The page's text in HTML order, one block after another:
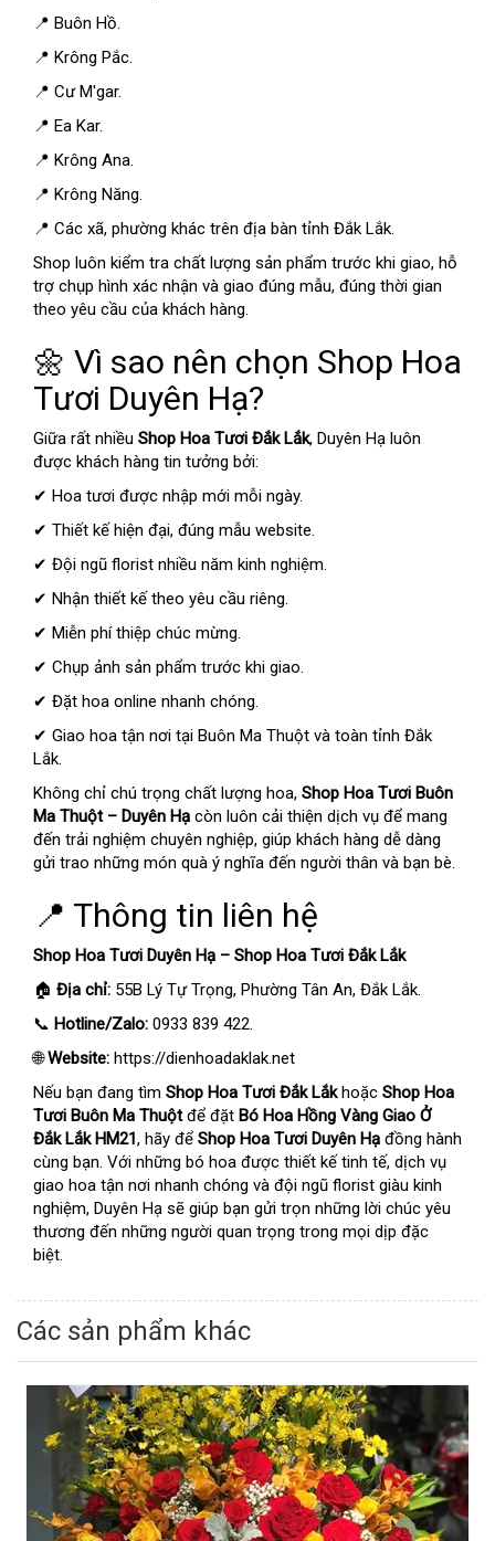
📍 Buôn Hồ.
📍 Krông Pắc.
📍 Cư M'gar.
📍 Ea Kar.
📍 Krông Ana.
📍 Krông Năng.
📍 Các xã, phường khác trên địa bàn tỉnh Đắk Lắk.
Shop luôn kiểm tra chất lượng sản phẩm trước khi giao, hỗ
trợ chụp hình xác nhận và giao đúng mẫu, đúng thời gian
theo yêu cầu của khách hàng.
🌼 Vì sao nên chọn Shop Hoa
Tươi Duyên Hạ?
Giữa rất nhiều Shop Hoa Tươi Đắk Lắk, Duyên Hạ luôn
được khách hàng tin tưởng bởi:
✔ Hoa tươi được nhập mới mỗi ngày.
✔ Thiết kế hiện đại, đúng mẫu website.
✔ Đội ngũ florist nhiều năm kinh nghiệm.
✔ Nhận thiết kế theo yêu cầu riêng.
✔ Miễn phí thiệp chúc mừng.
✔ Chụp ảnh sản phẩm trước khi giao.
✔ Đặt hoa online nhanh chóng.
✔ Giao hoa tận nơi tại Buôn Ma Thuột và toàn tỉnh Đắk
Lắk.
Không chỉ chú trọng chất lượng hoa, Shop Hoa Tươi Buôn
Ma Thuột – Duyên Hạ còn luôn cải thiện dịch vụ để mang
đến trải nghiệm chuyên nghiệp, giúp khách hàng dễ dàng
gửi trao những món quà ý nghĩa đến người thân và bạn bè.
📍 Thông tin liên hệ
Shop Hoa Tươi Duyên Hạ – Shop Hoa Tươi Đắk Lắk
🏠 Địa chỉ: 55B Lý Tự Trọng, Phường Tân An, Đắk Lắk.
📞 Hotline/Zalo: 0933 839 422.
🌐Website: https://dienhoadaklak.net
Nếu bạn đang tìm Shop Hoa Tươi Đắk Lắkhoặc Shop Hoa
Tươi Buôn Ma Thuộtđể đặt Bó Hoa Hồng Vàng Giao Ở
Đắk Lắk HM21, hãy để Shop Hoa Tươi Duyên Hạ đồng hành
cùng bạn. Với những bó hoa được thiết kế tinh tế, dịch vụ
giao hoa tận nơi nhanh chóng và đội ngũ florist giàu kinh
nghiệm, Duyên Hạ sẽ giúp bạn gửi trọn những lời chúc yêu
thương đến những người quan trọng trong mọi dịp đặc
biệt.
Các sản phẩm khác